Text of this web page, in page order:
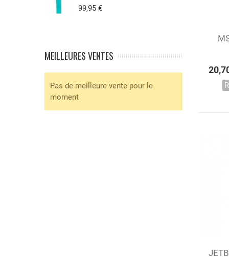
99,95 €
MEILLEURES VENTES
Pas de meilleure vente pour le
moment